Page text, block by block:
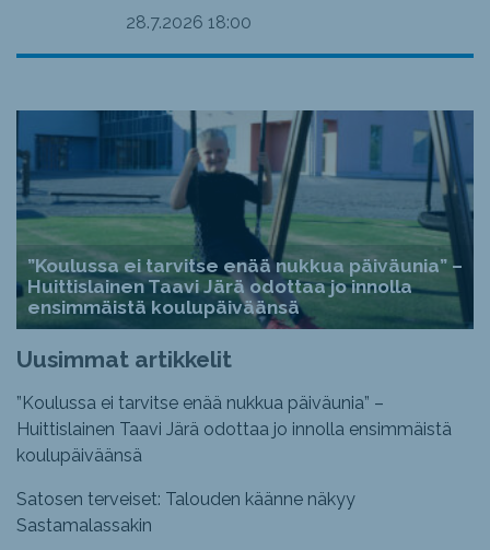
28.7.2026 18:00
”Koulussa ei tarvitse enää nukkua päiväunia” –
Huittislainen Taavi Järä odottaa jo innolla
ensimmäistä koulupäiväänsä
Uusimmat artikkelit
”Koulussa ei tarvitse enää nukkua päiväunia” –
Huittislainen Taavi Järä odottaa jo innolla ensimmäistä
koulupäiväänsä
Satosen terveiset: Talouden käänne näkyy
Sastamalassakin